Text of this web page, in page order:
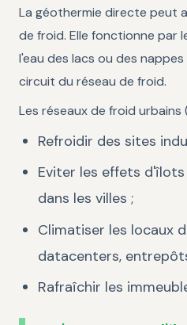
La géothermie directe peut
de froid. Elle fonctionne par
l'eau des lacs ou des
circuit du réseau de froid.
Les réseaux de froid urbains
Refroidir des sites
Eviter les effets
dans les villes ;
Climatiser les locaux
datacenters,
Rafraîchir les